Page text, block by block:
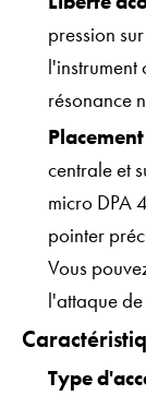
pression
résonance
centrale et
micro DPA
pointer
Vous
l'attaque
Type